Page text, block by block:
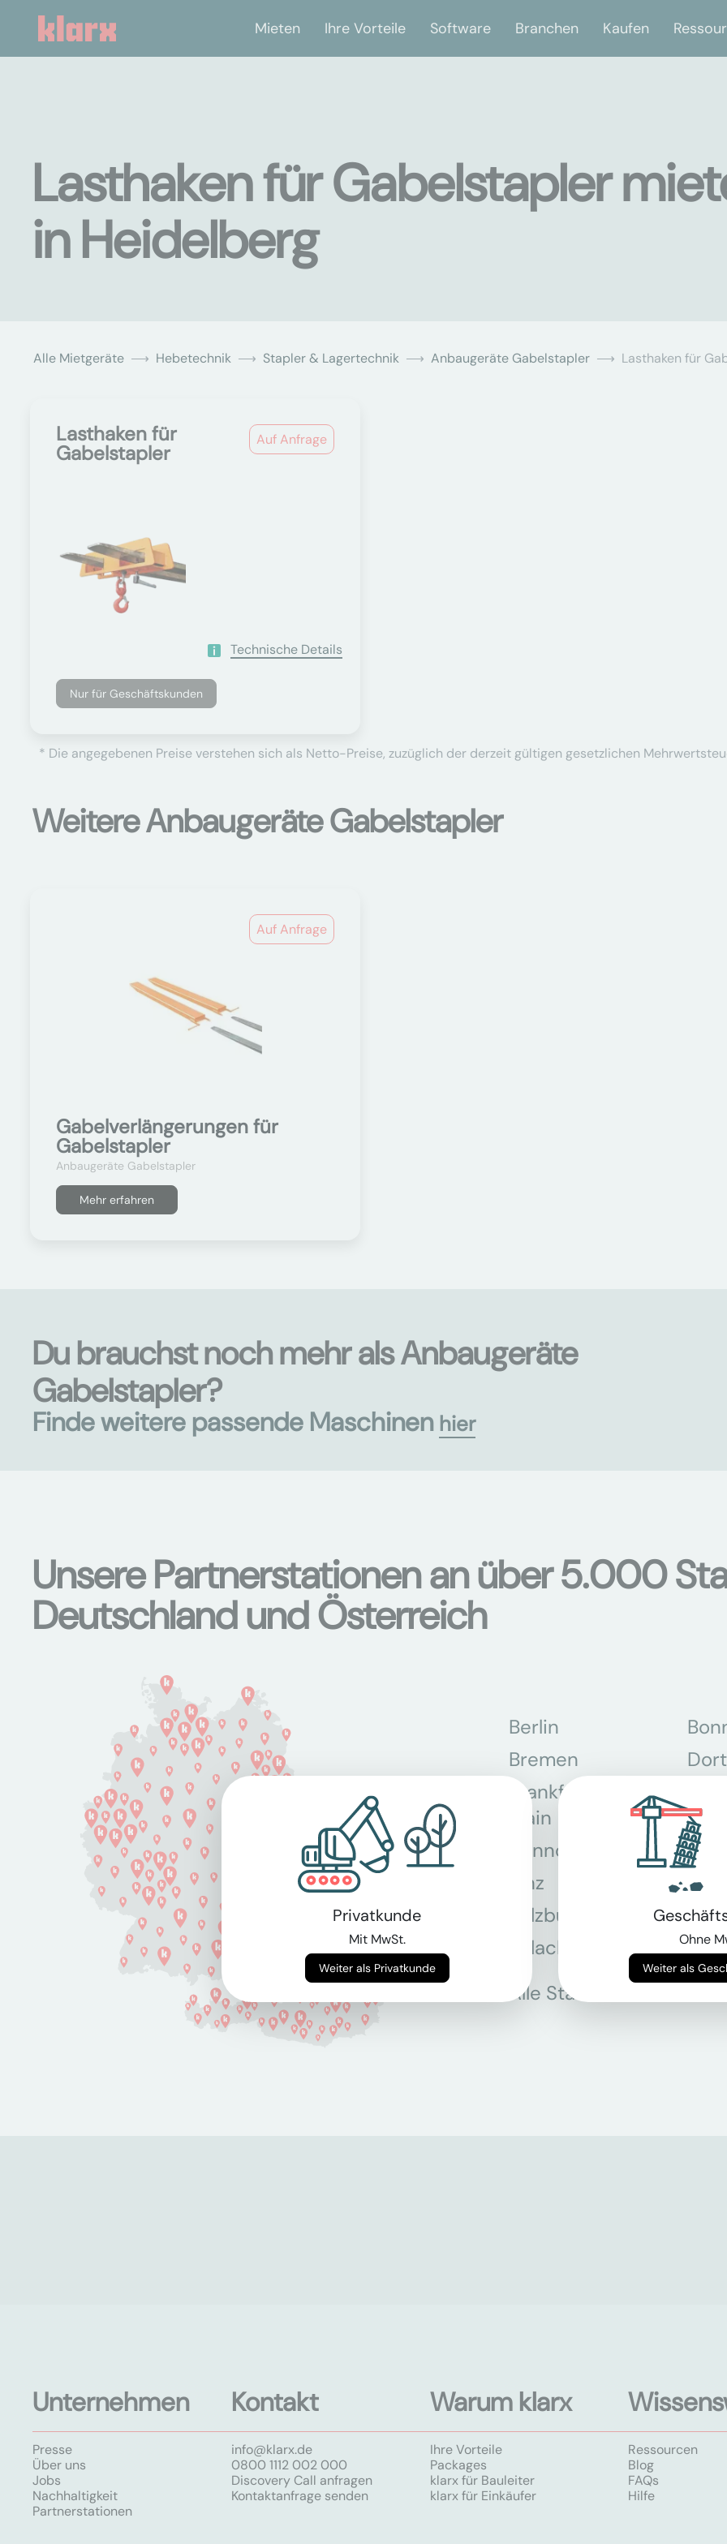
Mieten Ihre Vorteile Software Branchen Kaufen
Lasthaken für Gabelstapler
in Heidelberg
Alle Mietgeräte Hebetechnik Stapler & Lagertechnik Anbaugeräte Gabelstapler Lasthaken für
Auf Anfrage
Lasthaken für
Gabelstapler
Technische Details
Nur für Geschäftskunden
* Die angegebenen Preise verstehen sich als Netto-Preise, zuzüglich der derzeit gültigen gesetzlichen
Weitere Anbaugeräte Gabelstapler
Auf Anfrage
Gabelverlängerungen für
Gabelstapler
Anbaugeräte Gabelstapler
Mehr erfahren
Du brauchst noch mehr als Anbaugeräte
Gabelstapler?
Finde weitere passende Maschinen hier
Unsere Partnerstationen an über 5.000
Deutschland und Österreich
Berlin
Bremen
Frankfurt am
Main
Hannover
Köln
Linz
Salzburg
Villach
Alle Standorte
Unternehmen
Presse
Über uns
Jobs
Nachhaltigkeit
Partnerstationen
Kontakt
info@klarx.de
0800 1112 002 000
Discovery Call anfragen
Kontaktanfrage senden
Warum klarx
Ihre Vorteile
Packages
klarx für Bauleiter
klarx für Einkäufer
Ressourcen
Blog
FAQs
Hilfe
Privatkunde
Mit MwSt.
Weiter als Privatkunde
Ohne
Weiter als